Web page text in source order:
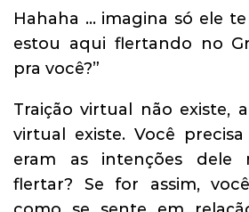
Hahaha … imagina só ele
estou aqui flertando no
pra você?”
Traição virtual não existe,
virtual existe. Você
eram as intenções dele
flertar? Se for assim,